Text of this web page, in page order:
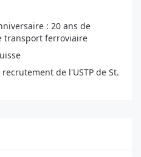
: 20 ans de
transport ferroviaire
de l'USTP de St.